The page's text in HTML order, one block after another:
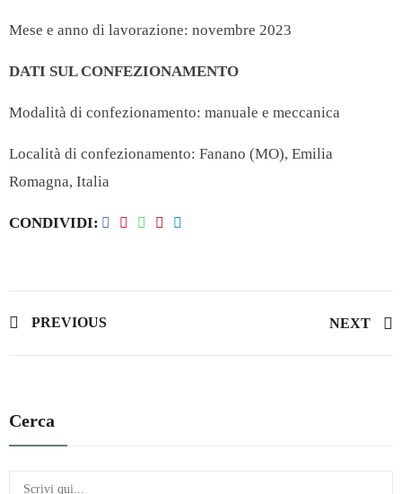
Mese e anno di lavorazione: novembre 2023
DATI SUL CONFEZIONAMENTO
Modalità di confezionamento: manuale e meccanica
Località di confezionamento: Fanano (MO), Emilia
Romagna, Italia
CONDIVIDI
PREVIOUS NEXT
Cerca